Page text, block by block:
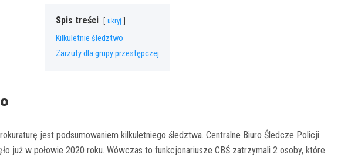
Spis treści ukryj
Kilkuletnie śledztwo
Zarzuty dla grupy przestępczej
jest podsumowaniem kilkuletniego śledztwa. Centralne Biuro Śledcze Policji
już w połowie 2020 roku. Wówczas to funkcjonariusze CBŚ zatrzymali 2 osoby, które